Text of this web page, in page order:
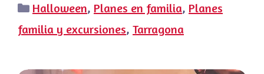
Categorías
Halloween, Planes en familia, Planes
familia y excursiones, Tarragona